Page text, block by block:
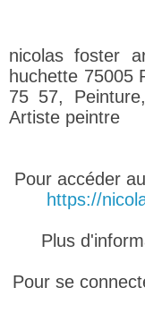
nicolas foster
huchette 75005
75 57,
Artiste peintre
Pour accéder
https://
Plus
Pour se